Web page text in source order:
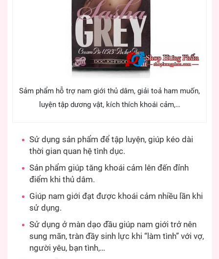
Sảm phẩm hỗ trợ nam giới thủ dâm, giải toả ham muốn,
luyện tập dương vật, kích thích khoái cảm,…
Sử dụng sản phẩm để tập luyện, giúp kéo dài
thời gian quan hệ tình dục.
Sản phẩm giúp tăng khoái cảm lên đến đỉnh
điểm khi thủ dâm.
Giúp nam giới đạt được khoái cảm nhiều lần khi
sử dụng.
Sử dụng ở màn dạo đầu giúp nam giới trở nên
sung mãn, tràn đầy sinh lực khi “làm tình” với vợ,
người yêu, bạn tình,…